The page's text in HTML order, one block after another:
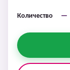
Количество −